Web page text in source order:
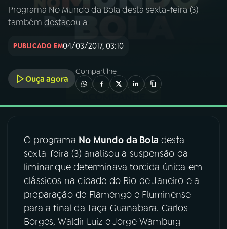
AO VIVO
INÍCIO
A RÁDIO
03PROGRAMAÇÃO
04PROGRAMAS
05 PODCASTS
06VIDEOCASTS
Programa No Mundo da Bola desta sexta-feira (3)
também destacou a
PUBLICADO EM04/03/2017, 03:10
Ouça agora
Compartilhe
O programa No Mundo da Bola desta
sexta-feira (3) analisou a suspensão da
liminar que determinava torcida única em
clássicos na cidade do Rio de Janeiro e a
preparação de Flamengo e Fluminense
para a final da Taça Guanabara. Carlos
Borges, Waldir Luiz e Jorge Wamburg